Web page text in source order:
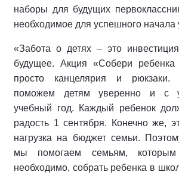
наборы для будущих
необходимое для успешного начала
«Забота о детях – это
будущее. Акция «Собери
просто канцелярия и
поможем детям уверенно и с
учебный год. Каждый ребенок
радость 1 сентября. Конечно же,
нагрузка на бюджет семьи.
мы помогаем семьям,
необходимо, собрать ребенка в